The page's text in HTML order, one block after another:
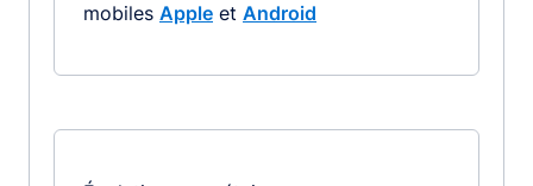
mobiles Apple et Android